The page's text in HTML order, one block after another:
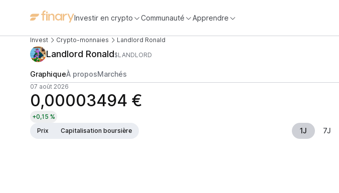
Investir en crypto Communauté Apprendre
Invest Crypto-monnaies Landlord Ronald
Landlord Ronald$LANDLORD
GraphiqueÀ proposMarchés
07 août 2026
0,00003494 €
+0,15 %
Prix
Capitalisation boursière 1J 7J